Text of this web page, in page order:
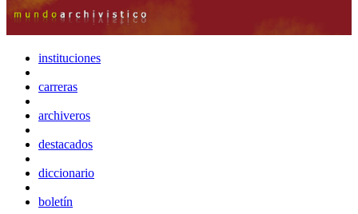
instituciones
carreras
archiveros
destacados
diccionario
boletín